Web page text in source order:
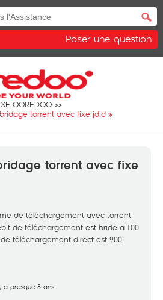
Poser une question
OOREDOO
torrent avec fixe jdid »
torrent avec fixe
de téléchargement avec torrent
de téléchargement est bridé a 100
téléchargement direct est 900
a presque 8 ans